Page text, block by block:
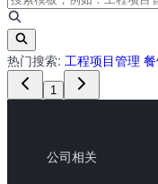
热门搜索: 工程项目管理
1
公司相关